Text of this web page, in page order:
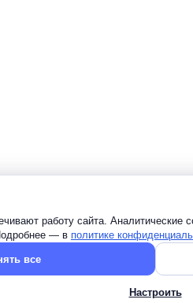
работу сайта.
— в политике
все
Настроить